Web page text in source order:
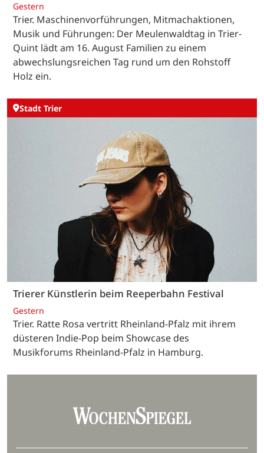
Gestern
Trier. Maschinenvorführungen, Mitmachaktionen,
Musik und Führungen: Der Meulenwaldtag in Trier-
Quint lädt am 16. August Familien zu einem
abwechslungsreichen Tag rund um den Rohstoff
Holz ein.
Stadt Trier
Trierer Künstlerin beim Reeperbahn Festival
Gestern
Trier. Ratte Rosa vertritt Rheinland-Pfalz mit ihrem
düsteren Indie-Pop beim Showcase des
Musikforums Rheinland-Pfalz in Hamburg.